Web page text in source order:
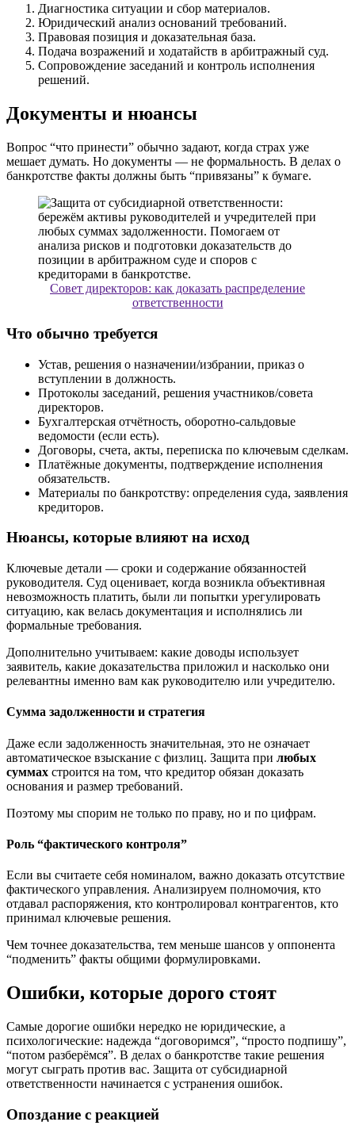
Диагностика ситуации и сбор материалов.
Юридический анализ оснований требований.
Правовая позиция и доказательная база.
Подача возражений и ходатайств в арбитражный суд.
Сопровождение заседаний и контроль исполнения
решений.
Документы и нюансы
Вопрос “что принести” обычно задают, когда страх уже
мешает думать. Но документы — не формальность. В делах о
банкротстве факты должны быть “привязаны” к бумаге.
Совет директоров: как доказать распределение
ответственности
Что обычно требуется
Устав, решения о назначении/избрании, приказ о
вступлении в должность.
Протоколы заседаний, решения участников/совета
директоров.
Бухгалтерская отчётность, оборотно-сальдовые
ведомости (если есть).
Договоры, счета, акты, переписка по ключевым сделкам.
Платёжные документы, подтверждение исполнения
обязательств.
Материалы по банкротству: определения суда, заявления
кредиторов.
Нюансы, которые влияют на исход
Ключевые детали — сроки и содержание обязанностей
руководителя. Суд оценивает, когда возникла объективная
невозможность платить, были ли попытки урегулировать
ситуацию, как велась документация и исполнялись ли
формальные требования.
Дополнительно учитываем: какие доводы использует
заявитель, какие доказательства приложил и насколько они
релевантны именно вам как руководителю или учредителю.
Сумма задолженности и стратегия
Даже если задолженность значительная, это не означает
автоматическое взыскание с физлиц. Защита при любых
суммах строится на том, что кредитор обязан доказать
основания и размер требований.
Поэтому мы спорим не только по праву, но и по цифрам.
Роль “фактического контроля”
Если вы считаете себя номиналом, важно доказать отсутствие
фактического управления. Анализируем полномочия, кто
отдавал распоряжения, кто контролировал контрагентов, кто
принимал ключевые решения.
Чем точнее доказательства, тем меньше шансов у оппонента
“подменить” факты общими формулировками.
Ошибки, которые дорого стоят
Самые дорогие ошибки нередко не юридические, а
психологические: надежда “договоримся”, “просто подпишу”,
“потом разберёмся”. В делах о банкротстве такие решения
могут сыграть против вас. Защита от субсидиарной
ответственности начинается с устранения ошибок.
Опоздание с реакцией